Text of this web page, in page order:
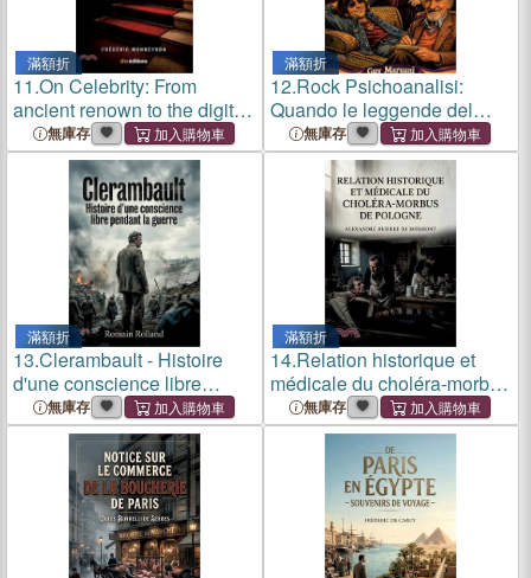
滿額折
11.On Celebrity: From
ancient renown to the digital
icon. The new faces of glory
無庫存
滿額折
12.Rock Psichoanalisi:
Quando le leggende del
rock si sdraiano sul lettino.
Interviste immaginate con
Janis Joplin, Jimi Hendrix,
Jim Morrison, John Lenn
無庫存
滿額折
13.Clerambault - Histoire
d'une conscience libre
pendant la guerre: Une
exploration poignante de
l'âme individuelle face à la
pression sociale et à l'abs
無庫存
滿額折
14.Relation historique et
médicale du choléra-morbus
de Pologne: Une relation
historique et médicale du
choléra morbus de Pologne
par Alexandre Brierre d
無庫存